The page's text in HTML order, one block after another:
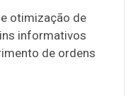
otimização de
informativos
de ordens